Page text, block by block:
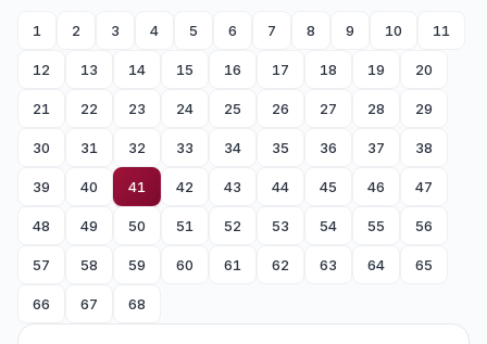
1 2 3 4 5 6 7 8 9 10 11
12 13 14 15 16 17 18 19 20
21 22 23 24 25 26 27 28 29
30 31 32 33 34 35 36 37 38
39 40 41 42 43 44 45 46 47
48 49 50 51 52 53 54 55 56
57 58 59 60 61 62 63 64 65
66 67 68